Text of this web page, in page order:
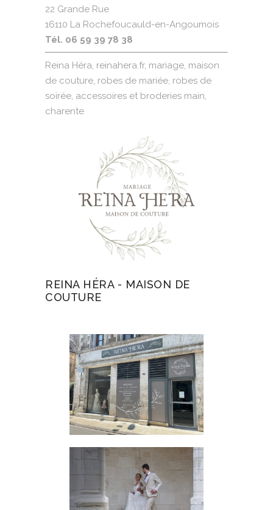
22 Grande Rue
16110 La Rochefoucauld-en-Angoumois
Tél. 06 59 39 78 38
Reina Héra, reinahera.fr, mariage, maison
de couture, robes de mariée, robes de
soirée, accessoires et broderies main,
charente
REINA HÉRA - MAISON DE
COUTURE